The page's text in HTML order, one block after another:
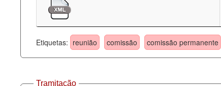
Etiquetas: reunião comissão comissão permanente
Tramitação